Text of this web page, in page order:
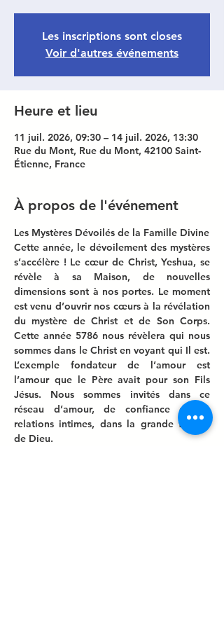
Les inscriptions sont closes
Voir d'autres événements
Heure et lieu
11 juil. 2026, 09:30 – 14 juil. 2026, 13:30
Rue du Mont, Rue du Mont, 42100 Saint-
Étienne, France
À propos de l'événement
Les Mystères Dévoilés de la Famille Divine
Cette année, le dévoilement des mystères
s’accélère ! Le cœur de Christ, Yeshua, se
révèle à sa Maison, de nouvelles
dimensions sont à nos portes. Le moment
est venu d’ouvrir nos cœurs à la révélation
du mystère de Christ et de Son Corps.
Cette année 5786 nous révèlera qui nous
sommes dans le Christ en voyant qui Il est.
L’exemple fondateur de l’amour est
l’amour que le Père avait pour son Fils
Jésus. Nous sommes invités dans ce
réseau d’amour, de confiance et de
relations intimes, dans la grande famille
de Dieu.